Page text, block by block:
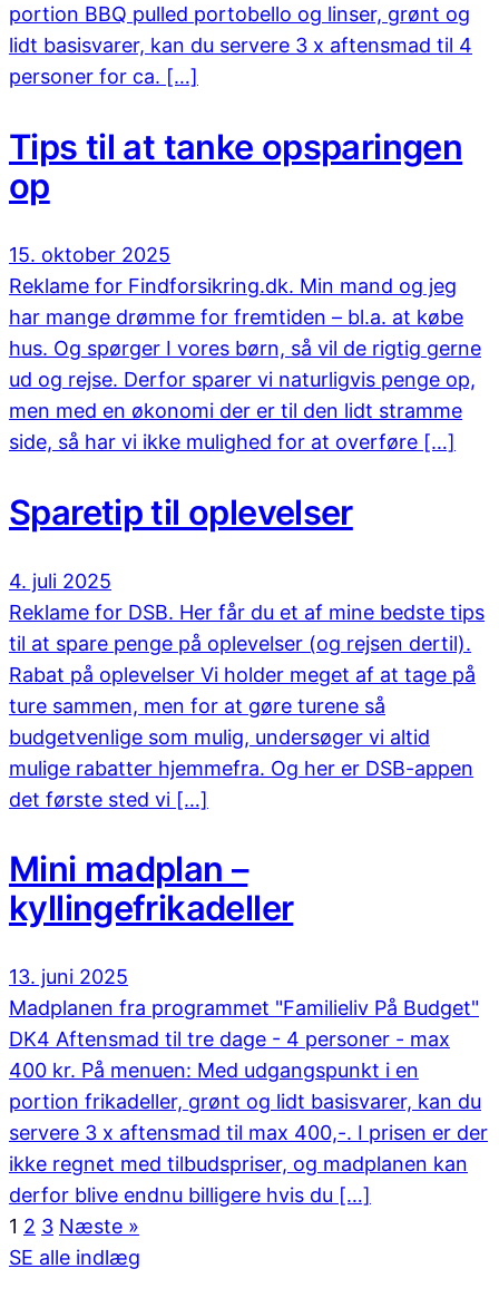
portion BBQ pulled portobello og linser, grønt og
lidt basisvarer, kan du servere 3 x aftensmad til 4
personer for ca. […]
Tips til at tanke opsparingen
op
15. oktober 2025
Reklame for Findforsikring.dk. Min mand og jeg
har mange drømme for fremtiden – bl.a. at købe
hus. Og spørger I vores børn, så vil de rigtig gerne
ud og rejse. Derfor sparer vi naturligvis penge op,
men med en økonomi der er til den lidt stramme
side, så har vi ikke mulighed for at overføre […]
Sparetip til oplevelser
4. juli 2025
Reklame for DSB. Her får du et af mine bedste tips
til at spare penge på oplevelser (og rejsen dertil).
Rabat på oplevelser Vi holder meget af at tage på
ture sammen, men for at gøre turene så
budgetvenlige som mulig, undersøger vi altid
mulige rabatter hjemmefra. Og her er DSB-appen
det første sted vi […]
Mini madplan –
kyllingefrikadeller
13. juni 2025
Madplanen fra programmet "Familieliv På Budget"
DK4 Aftensmad til tre dage - 4 personer - max
400 kr. På menuen: Med udgangspunkt i en
portion frikadeller, grønt og lidt basisvarer, kan du
servere 3 x aftensmad til max 400,-. I prisen er der
ikke regnet med tilbudspriser, og madplanen kan
derfor blive endnu billigere hvis du […]
1 2 3 Næste »
SE alle indlæg